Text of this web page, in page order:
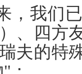
，我们
、四方
夫的特